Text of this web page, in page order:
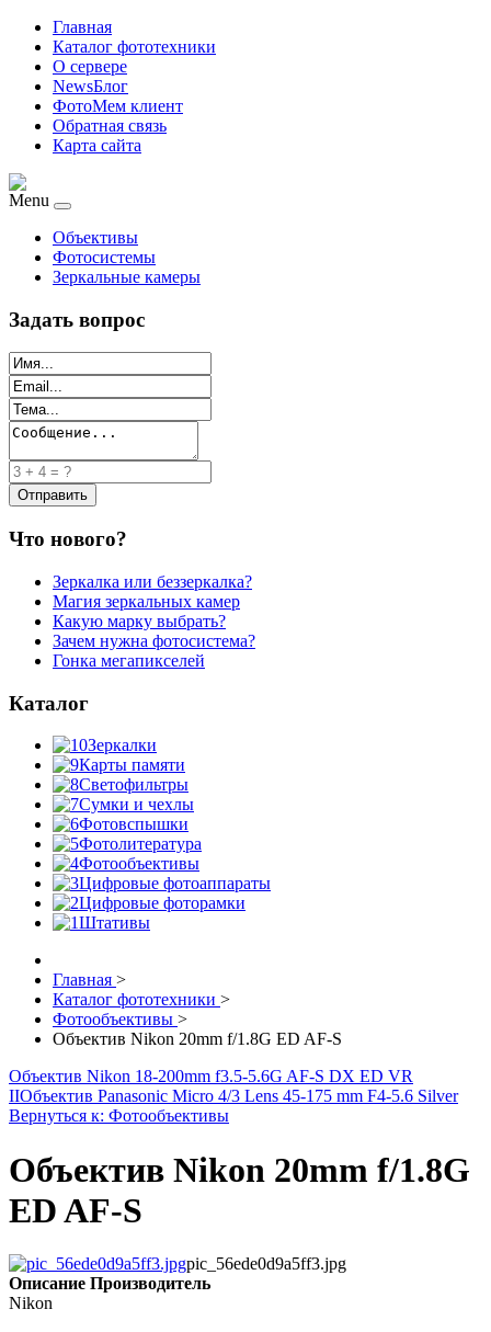
Главная
Каталог фототехники
О сервере
NewsБлог
ФотоМем клиент
Обратная связь
Карта сайта
Menu
Объективы
Фотосистемы
Зеркальные камеры
Задать вопрос
Что нового?
Зеркалка или беззеркалка?
Магия зеркальных камер
Какую марку выбрать?
Зачем нужна фотосистема?
Гонка мегапикселей
Каталог
Зеркалки
Карты памяти
Светофильтры
Сумки и чехлы
Фотовспышки
Фотолитература
Фотообъективы
Цифровые фотоаппараты
Цифровые фоторамки
Штативы
Главная >
Каталог фототехники >
Фотообъективы >
Объектив Nikon 20mm f/1.8G ED AF-S
Объектив Nikon 18-200mm f3.5-5.6G AF-S DX ED VR
IIОбъектив Panasonic Micro 4/3 Lens 45-175 mm F4-5.6 Silver
Вернуться к: Фотообъективы
Объектив Nikon 20mm f/1.8G
ED AF-S
pic_56ede0d9a5ff3.jpg
Описание Производитель
Nikon